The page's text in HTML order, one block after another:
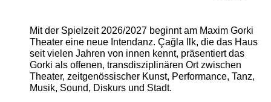
Mit der Spielzeit 2026/2027 beginnt am Maxim Gorki
Theater eine neue Intendanz. Çağla Ilk, die das Haus
seit vielen Jahren von innen kennt, präsentiert das
Gorki als offenen, transdisziplinären Ort zwischen
Theater, zeitgenössischer Kunst, Performance, Tanz,
Musik, Sound, Diskurs und Stadt.